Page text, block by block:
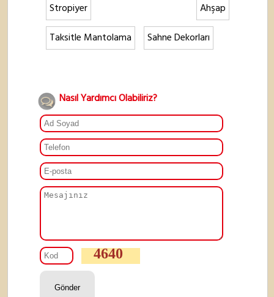
Stropiyer
Ahşap
Taksitle Mantolama
Sahne Dekorları
Nasıl Yardımcı Olabiliriz?
4640